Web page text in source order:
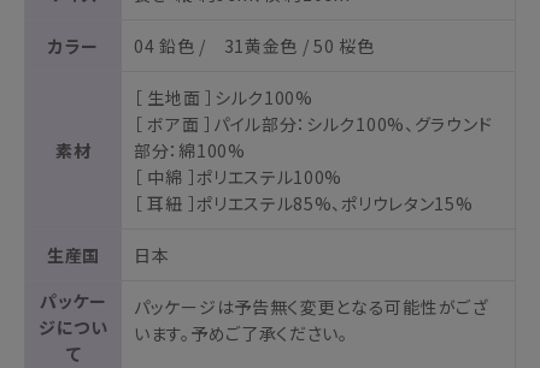
カラー 04 鉛色 / 31黄金色 / 50 桜色
素材
［ 生地面 ］シルク100%
［ ボア面 ］パイル部分：シルク100%、グラウンド
部分：綿100%
［ 中綿 ］ポリエステル100%
［ 耳紐 ］ポリエステル85%、ポリウレタン15%
生産国
日本
パッケー
ジについ
て
パッケージは予告無く変更となる可能性がござ
います。予めご了承ください。